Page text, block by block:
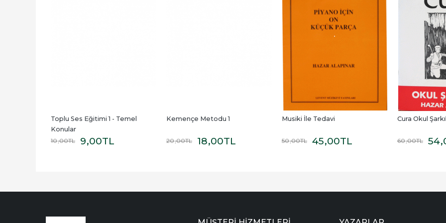
Toplu Ses Eğitimi 1 - Temel
Konular
10,00TL 9,00TL
Kemençe Metodu 1
20,00TL 18,00TL
Musiki İle Tedavi
50,00TL 45,00TL
Cura Okul
60,00TL 54